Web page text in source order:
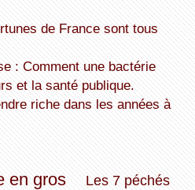
et la santé publique.
en gros
Les 7 péchés